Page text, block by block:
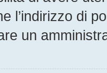
l’indirizzo di
un